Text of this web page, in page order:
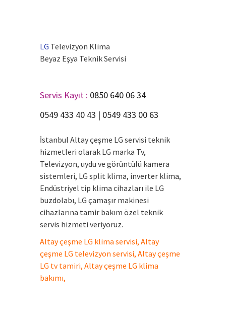
LG Televizyon Klima
Beyaz Eşya Teknik Servisi
Servis Kayıt : 0850 640 06 34
0549 433 40 43 | 0549 433 00 63
İstanbul Altay çeşme LG servisi teknik
hizmetleri olarak LG marka Tv,
Televizyon, uydu ve görüntülü kamera
sistemleri, LG split klima, inverter klima,
Endüstriyel tip klima cihazları ile LG
buzdolabı, LG çamaşır makinesi
cihazlarına tamir bakım özel teknik
servis hizmeti veriyoruz.
Altay çeşme LG klima servisi, Altay
çeşme LG televizyon servisi, Altay çeşme
LG tv tamiri, Altay çeşme LG klima
bakımı,